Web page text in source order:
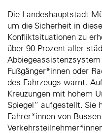
Die Landeshauptstadt
um die Sicherheit in
Konfliktsituationen zu
über 90 Prozent aller
Fußgänger*innen oder
des Fahrzeugs warnt.
Kreuzungen mit hohem
Spiegel“ aufgestellt. Sie
Fahrer*innen von